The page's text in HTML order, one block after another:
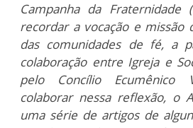
Campanha da Fraternidade
recordar a vocação e missão
das comunidades de fé, a
colaboração entre Igreja e
pelo Concílio Ecumênico
colaborar nessa reflexão, o
uma série de artigos de